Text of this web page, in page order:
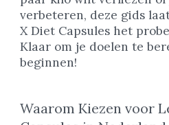
verbeteren, deze gids
X Diet Capsules het
Klaar om je doelen te
beginnen!
Waarom Kiezen voor